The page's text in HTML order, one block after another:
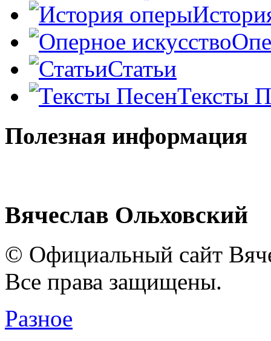
Статьи
Тексты
Полезная информация
Вячеслав Ольховский
© Официальный сайт
Все права защищены.
Разное